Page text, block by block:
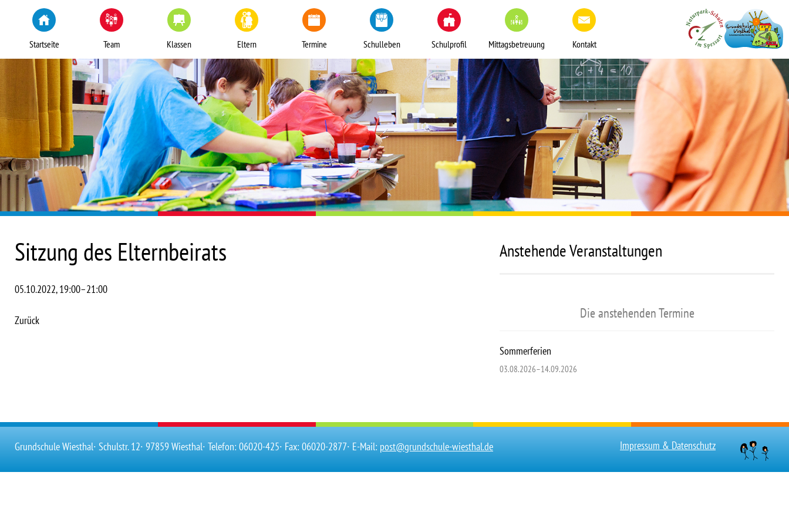
Startseite Team Klassen Eltern Termine Schulleben Schulprofil Mittagsbetreuung Kontakt
Sitzung des Elternbeirats
05.10.2022, 19:00–21:00
Zurück
Anstehende Veranstaltungen
Die anstehenden Termine
Sommerferien
03.08.2026–14.09.2026
Grundschule Wiesthal∙ Schulstr. 12∙ 97859 Wiesthal∙ Telefon: 06020-425∙ Fax: 06020-2877∙ E-Mail: post@grundschule-wiesthal.de Impressum & Datenschutz